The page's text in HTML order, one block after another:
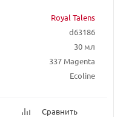
Royal Talens
d63186
30 мл
337 Magenta
Ecoline
Сравнить